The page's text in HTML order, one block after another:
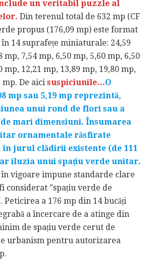
un veritabil puzzle al
Din terenul total de 632 mp (CF
propus (176,09 mp) este format
14 suprafețe miniaturale: 24,59
mp, 7,54 mp, 6,50 mp, 5,60 mp, 6,50
mp, 12,21 mp, 13,89 mp, 19,80 mp,
mp. De aici suspiciunile…O
mp sau 5,19 mp reprezintă,
unui rond de flori sau a
mari dimensiuni. Însumarea
ornamentale răsfirate
jurul clădirii existente (de 111
iluzia unui spațiu verde unitar.
vigoare impune standarde clare
considerat ”spațiu verde de
Peticirea a 176 mp din 14 bucăți
a încercare de a atinge din
de spațiu verde cerut de
urbanism pentru autorizarea